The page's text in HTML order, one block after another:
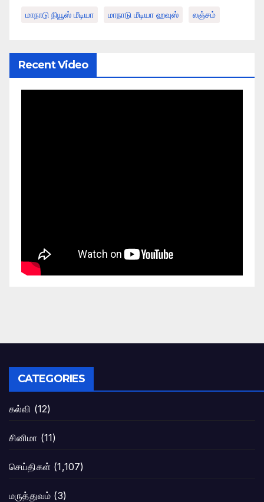
மாநாடு நியூஸ் மீடியா மாநாடு மீடியா ஹவுஸ் லஞ்சம்
Recent Video
CATEGORIES
கல்வி (12)
சினிமா (11)
செய்திகள் (1,107)
மருத்துவம் (3)